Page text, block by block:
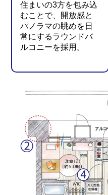
住まいの3方を包み込
むことで、開放感と
パノラマの眺めを日
常にするラウンドバ
ルコニーを採用。